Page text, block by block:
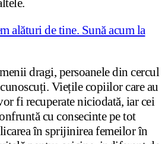
dragi, persoanele din cercul
Viețile copiilor care au
fi recuperate niciodată, iar cei
cu consecinte pe tot
în sprijinirea femeilor în